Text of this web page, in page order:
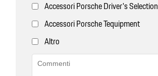
Accessori Porsche Driver's Selection
Accessori Porsche Tequipment
Altro